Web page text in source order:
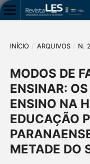
INÍCIO / ARQUIVOS / N.
MODOS DE
ENSINAR:
ENSINO NA
EDUCAÇÃO
METADE DO